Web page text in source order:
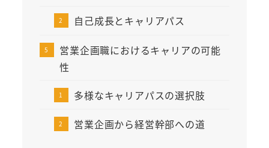
自己成長とキャリアパス
営業企画職におけるキャリアの可能
性
多様なキャリアパスの選択肢
営業企画から経営幹部への道